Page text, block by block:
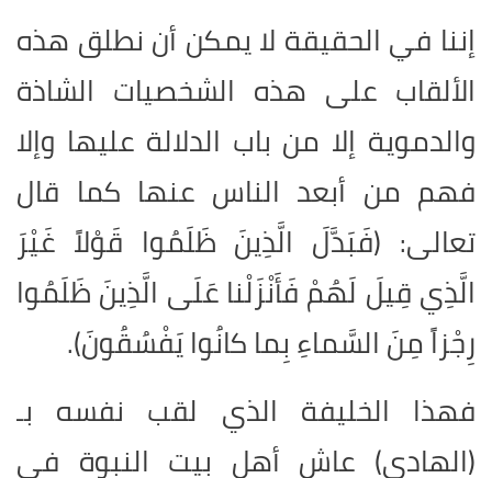
إننا في الحقيقة لا يمكن أن نطلق هذه
الألقاب على هذه الشخصيات الشاذة
والدموية إلا من باب الدلالة عليها وإلا
فهم من أبعد الناس عنها كما قال
تعالى: (فَبَدَّلَ الَّذِينَ ظَلَمُوا قَوْلاً غَيْرَ
الَّذِي قِيلَ لَهُمْ فَأَنْزَلْنا عَلَى الَّذِينَ ظَلَمُوا
رِجْزاً مِنَ السَّماءِ بِما كانُوا يَفْسُقُونَ).
فهذا الخليفة الذي لقب نفسه بـ
(الهادي) عاش أهل بيت النبوة في